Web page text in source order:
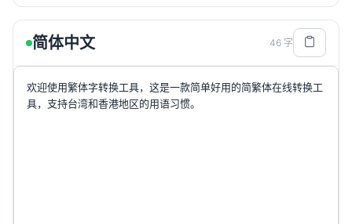
简体中文 46 字